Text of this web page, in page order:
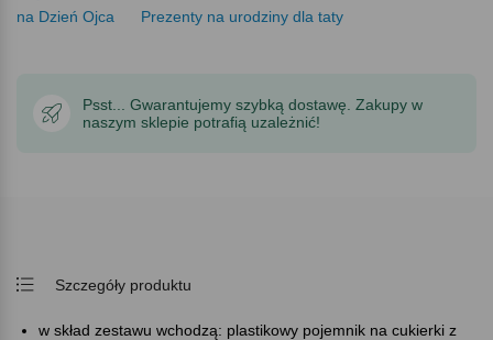
na Dzień Ojca
Prezenty na urodziny dla taty
Psst... Gwarantujemy szybką dostawę. Zakupy w
naszym sklepie potrafią uzależnić!
Szczegóły produktu
w skład zestawu wchodzą: plastikowy pojemnik na cukierki z